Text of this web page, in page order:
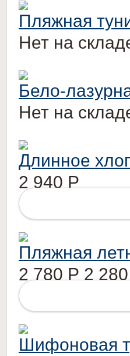
Пляжная
Нет на
Бело-
Нет на
Длинное
2 940 Р
Пляжная
2 780 Р 2 280
Шифоновая